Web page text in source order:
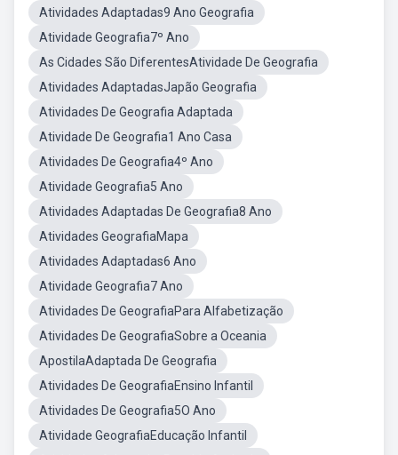
Atividades Adaptadas9 Ano Geografia
Atividade Geografia7º Ano
As Cidades São DiferentesAtividade De Geografia
Atividades AdaptadasJapão Geografia
Atividades De Geografia Adaptada
Atividade De Geografia1 Ano Casa
Atividades De Geografia4º Ano
Atividade Geografia5 Ano
Atividades Adaptadas De Geografia8 Ano
Atividades GeografiaMapa
Atividades Adaptadas6 Ano
Atividade Geografia7 Ano
Atividades De GeografiaPara Alfabetização
Atividades De GeografiaSobre a Oceania
ApostilaAdaptada De Geografia
Atividades De GeografiaEnsino Infantil
Atividades De Geografia5O Ano
Atividade GeografiaEducação Infantil